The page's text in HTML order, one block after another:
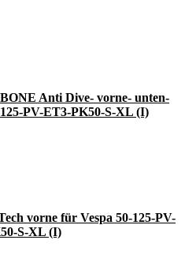
Anti Dive- vorne- unten-
PV-ET3-PK50-S-XL (I)
vorne für Vespa 50-125-PV-
S-XL (I)